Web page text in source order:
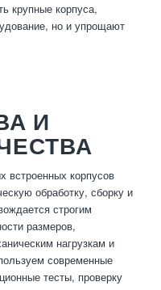
крупные корпуса,
но и упрощают
И
встроенных корпусов
обработку, сборку и
строгим
размеров,
нагрузкам и
современные
тесты, проверку